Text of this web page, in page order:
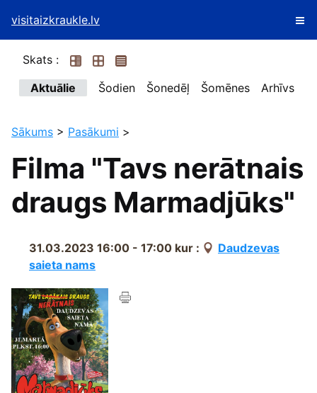
visitaizkraukle.lv
Skats :
Aktuālie
Šodien Šonedēļ Šomēnes Arhīvs
Sākums > Pasākumi >
Filma "Tavs nerātnais
draugs Marmadjūks"
31.03.2023 16:00 - 17:00 kur :
Daudzevas
saieta nams